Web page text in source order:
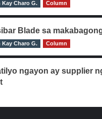
Charo G. Column
Blade sa
Charo G. Column
ngayon ay supplier